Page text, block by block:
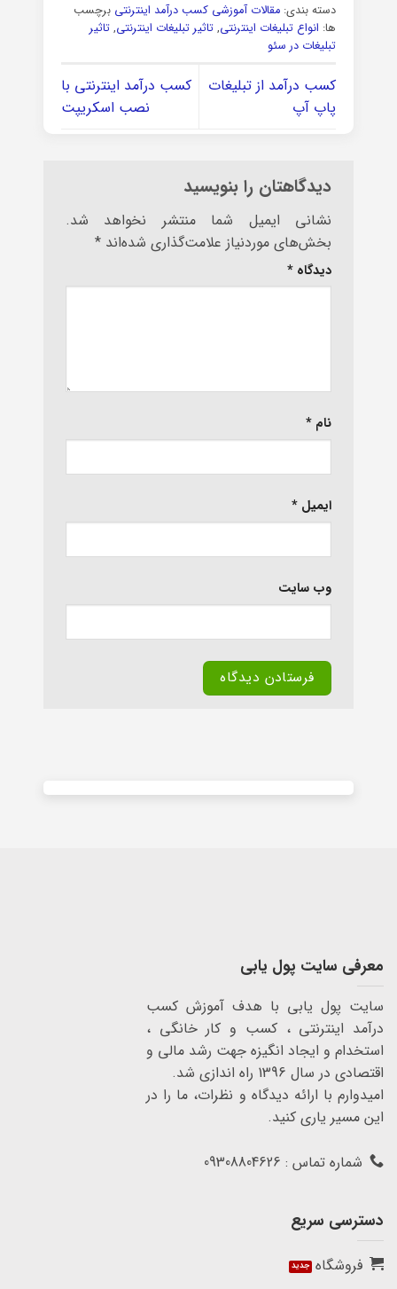
دسته بندی: مقالات آموزشی کسب درآمد اینترنتی برچسب
ها: انواع تبلیغات اینترنتی, تاثیر تبلیغات اینترنتی, تاثیر
تبلیغات در سئو
کسب درآمد از تبلیغات
پاپ آپ
کسب درآمد اینترنتی با
نصب اسکریپت
دیدگاهتان را بنویسید
نشانی ایمیل شما منتشر نخواهد شد.
بخش‌های موردنیاز علامت‌گذاری شده‌اند *
دیدگاه *
نام *
ایمیل *
وب‌ سایت
معرفی سایت پول یابی
سایت پول یابی با هدف آموزش کسب
درآمد اینترنتی ، کسب و کار خانگی ،
استخدام و ایجاد انگیزه جهت رشد مالی و
اقتصادی در سال 1396 راه اندازی شد.
امیدوارم با ارائه دیدگاه و نظرات، ما را در
این مسیر یاری کنید.
شماره تماس : 09308804626
دسترسی سریع
فروشگاه